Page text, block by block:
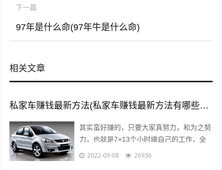
下一篇
97年是什么命(97年牛是什么命)
相关文章
私家车赚钱最新方法(私家车赚钱最新方法有哪些?推荐这5种赚钱方法)
其实蛮好赚的，只要大家真努力，和为之努
力，也就是7×13个小时搞自己的工作，全
面性的拼命，那么我们自然就可以赚到钱
2022-09-08 26936